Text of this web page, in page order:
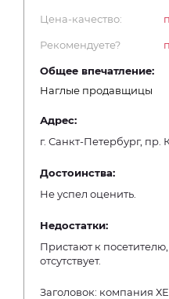
Цена-качество:
Рекомендуете?
Общее впечатление:
Наглые продавщицы
Адрес:
г. Санкт-Петербург, пр.
Достоинства:
Не успел оценить.
Недостатки:
Пристают к
отсутствует.
Заголовок: компания